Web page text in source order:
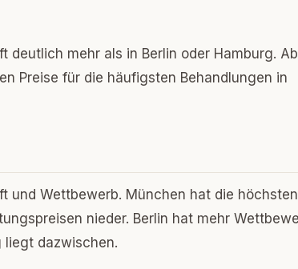
mehr als in Berlin oder Hamburg.
Preise für die häufigsten Behandlungen in
und Wettbewerb. München hat die höchsten
nieder. Berlin hat mehr
liegt dazwischen.